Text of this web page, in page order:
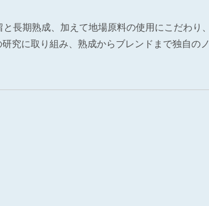
長期熟成、加えて地場原料の使用にこだわり、
究に取り組み、熟成からブレンドまで独自のノ